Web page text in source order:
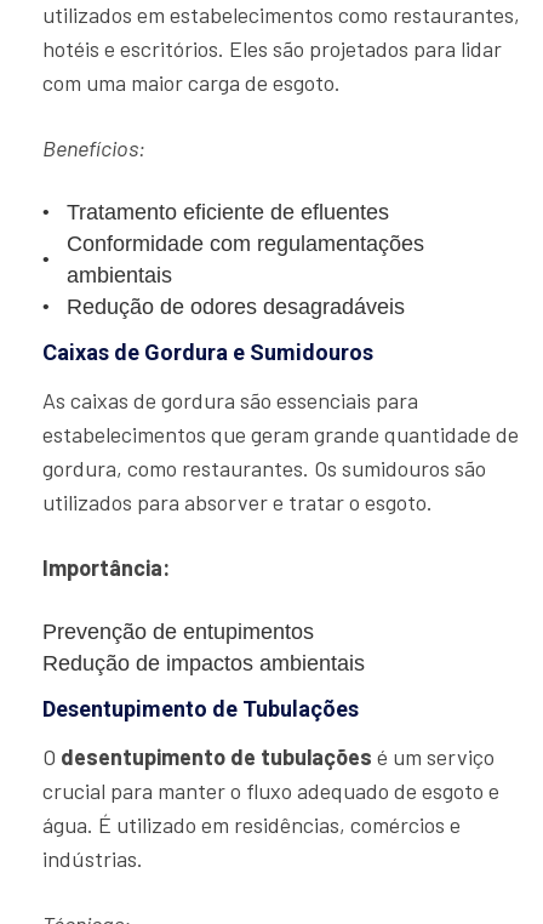
utilizados em estabelecimentos como restaurantes,
hotéis e escritórios. Eles são projetados para lidar
com uma maior carga de esgoto.
Benefícios:
Tratamento eficiente de efluentes
Conformidade com regulamentações
ambientais
Redução de odores desagradáveis
Caixas de Gordura e Sumidouros
As caixas de gordura são essenciais para
estabelecimentos que geram grande quantidade de
gordura, como restaurantes. Os sumidouros são
utilizados para absorver e tratar o esgoto.
Importância:
Prevenção de entupimentos
Redução de impactos ambientais
Desentupimento de Tubulações
O desentupimento de tubulações é um serviço
crucial para manter o fluxo adequado de esgoto e
água. É utilizado em residências, comércios e
indústrias.